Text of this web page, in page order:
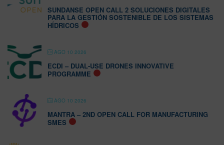
SUNDANSE OPEN CALL 2 SOLUCIONES DIGITALES
PARA LA GESTIÓN SOSTENIBLE DE LOS SISTEMAS
HÍDRICOS
AGO 10 2026
ECDI – DUAL-USE DRONES INNOVATIVE
PROGRAMME
AGO 10 2026
MANTRA – 2ND OPEN CALL FOR MANUFACTURING
SMES